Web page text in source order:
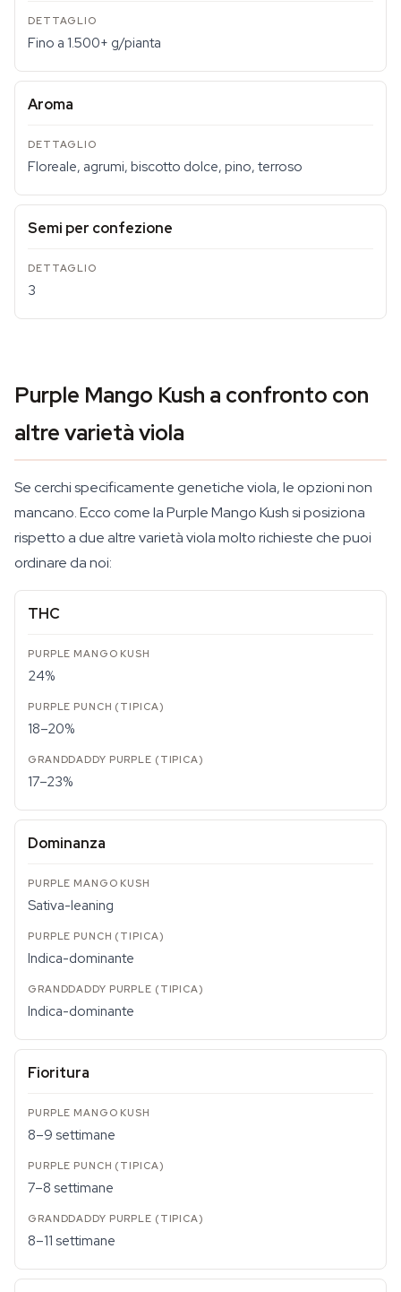
Fino a 1.500+ g/pianta
Aroma
Floreale, agrumi, biscotto dolce, pino, terroso
Semi per confezione
3
Purple Mango Kush a confronto con
altre varietà viola
Se cerchi specificamente genetiche viola, le opzioni non
mancano. Ecco come la Purple Mango Kush si posiziona
rispetto a due altre varietà viola molto richieste che puoi
ordinare da noi:
THC
24%
18–20%
17–23%
Dominanza
Sativa-leaning
Indica-dominante
Indica-dominante
Fioritura
8–9 settimane
7–8 settimane
8–11 settimane